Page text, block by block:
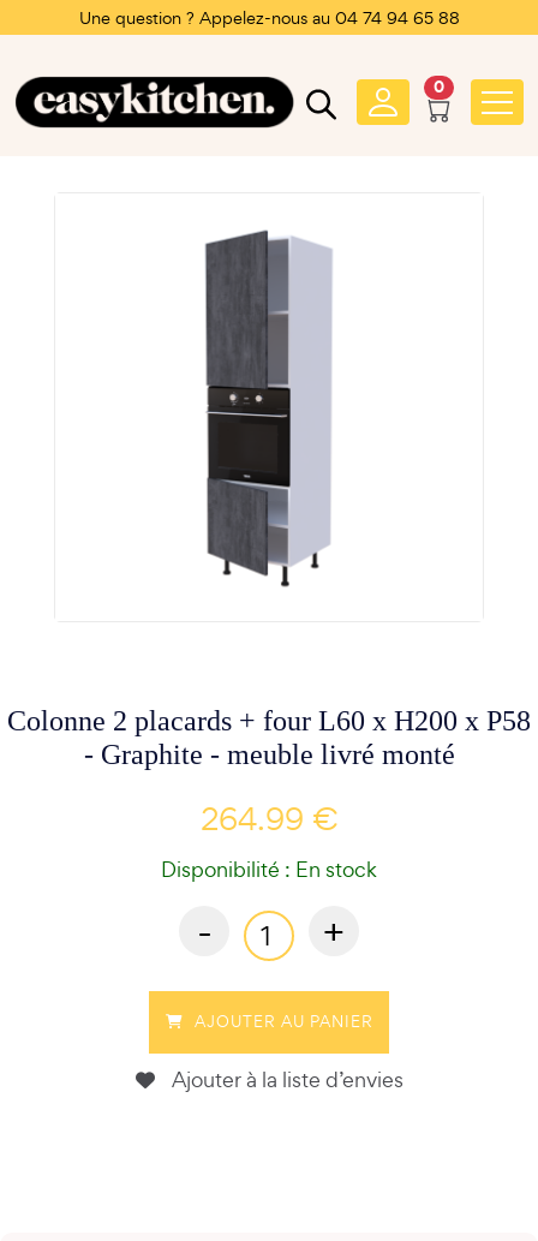
Une question ? Appelez-nous au 04 74 94 65 88
0
Colonne 2 placards + four L60 x H200 x P58
- Graphite - meuble livré monté
264.99 €
Disponibilité : En stock
- +
AJOUTER AU PANIER
Ajouter à la liste d’envies